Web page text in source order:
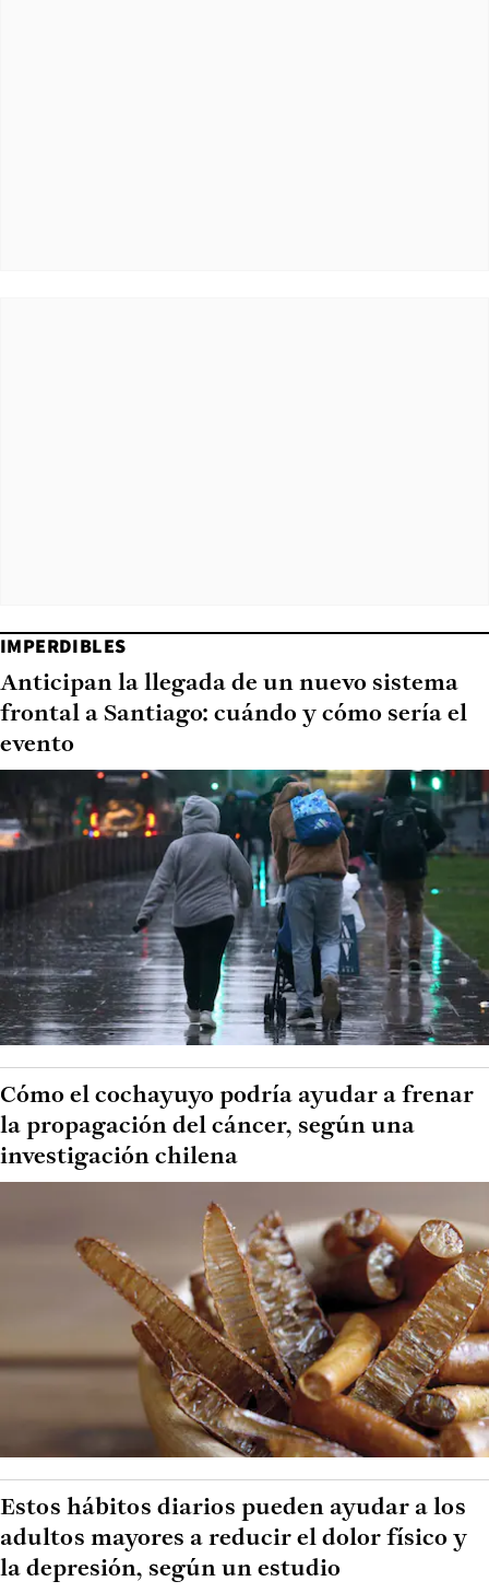
IMPERDIBLES
Anticipan la llegada de un nuevo sistema
frontal a Santiago: cuándo y cómo sería el
evento
Cómo el cochayuyo podría ayudar a frenar
la propagación del cáncer, según una
investigación chilena
Estos hábitos diarios pueden ayudar a los
adultos mayores a reducir el dolor físico y
la depresión, según un estudio